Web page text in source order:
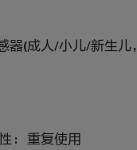
器(成人/小儿/新生儿
:
重复使用